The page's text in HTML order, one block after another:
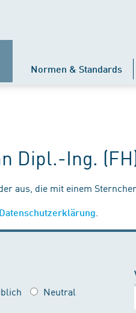
Normen & Standards
Dipl.-Ing.
aus, die mit einem
Datenschutzerklärung
Neutral